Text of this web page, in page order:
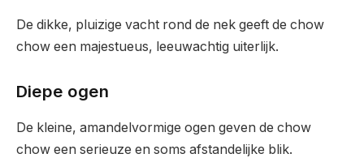
De dikke, pluizige vacht rond de nek geeft de chow
chow een majestueus, leeuwachtig uiterlijk.
Diepe ogen
De kleine, amandelvormige ogen geven de chow
chow een serieuze en soms afstandelijke blik.